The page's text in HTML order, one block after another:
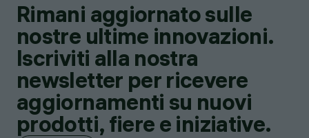
Rimani aggiornato sulle
nostre ultime innovazioni.
Iscriviti alla nostra
newsletter per ricevere
aggiornamenti su nuovi
prodotti, fiere e iniziative.